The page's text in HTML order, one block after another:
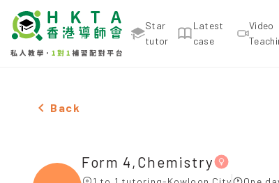
Star
tutor
Latest
case
Video
Female Form 4,Chemistry，Kowloon City
Back
Form 4,Chemistry